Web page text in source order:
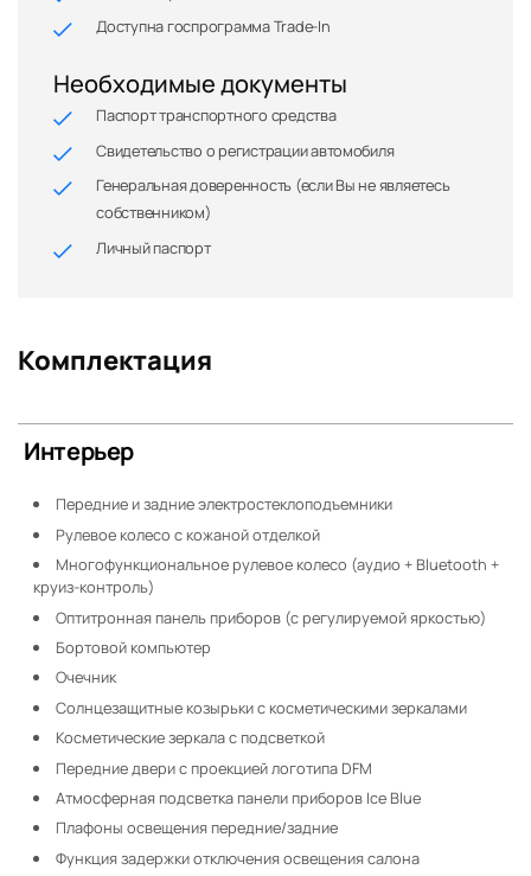
Доступна госпрограмма Trade-In
Необходимые документы
Паспорт транспортного средства
Свидетельство о регистрации автомобиля
Генеральная доверенность (если Вы не являетесь
собственником)
Личный паспорт
Комплектация
Интерьер
Передние и задние электростеклоподъемники
Рулевое колесо с кожаной отделкой
Многофункциональное рулевое колесо (аудио + Bluetooth +
круиз-контроль)
Оптитронная панель приборов (с регулируемой яркостью)
Бортовой компьютер
Очечник
Солнцезащитные козырьки с косметическими зеркалами
Косметические зеркала с подсветкой
Передние двери с проекцией логотипа DFM
Атмосферная подсветка панели приборов Ice Blue
Плафоны освещения передние/задние
Функция задержки отключения освещения салона